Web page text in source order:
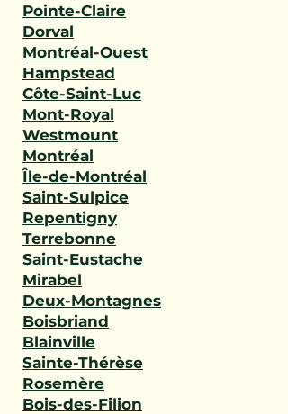
Pointe-Claire
Dorval
Montréal-Ouest
Hampstead
Côte-Saint-Luc
Mont-Royal
Westmount
Montréal
Île-de-Montréal
Saint-Sulpice
Repentigny
Terrebonne
Saint-Eustache
Mirabel
Deux-Montagnes
Boisbriand
Blainville
Sainte-Thérèse
Rosemère
Bois-des-Filion